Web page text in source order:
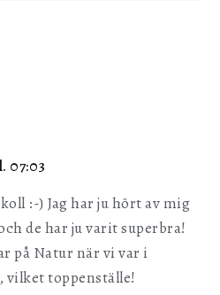
07:03
:-) Jag har ju hört av mig
de har ju varit superbra!
på Natur när vi var i
vilket toppenställe!